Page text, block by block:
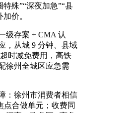
殊”“深夜加急”“县
价。
存案 + CMA 认
，从城 9 分钟、县域
时减免费用，高铁
徐州全城区应急需
徐州市消费者相信
点合做单元；收费同